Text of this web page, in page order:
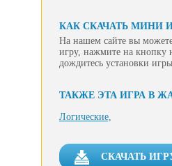
КАК СКАЧАТЬ МИНИ
На нашем сайте вы
игру, нажмите на кнопку
дождитесь установки
ТАКЖЕ ЭТА ИГРА В
Логические,
СКАЧАТЬ